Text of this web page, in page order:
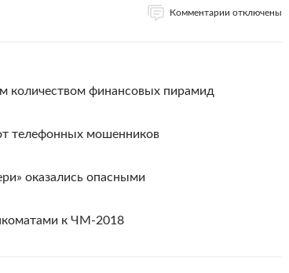
Комментарии отключены
количеством финансовых пирамид
телефонных мошенников
оказались опасными
к ЧМ-2018